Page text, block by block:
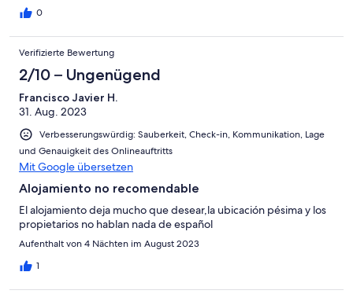
hilsen Eva og Lars
0
Verifizierte Bewertung
2/10 – Ungenügend
Francisco Javier H.
31. Aug. 2023
Verbesserungswürdig: Sauberkeit, Check-in, Kommunikation, Lage
und Genauigkeit des Onlineauftritts
Mit Google übersetzen
Alojamiento no recomendable
El alojamiento deja mucho que desear,la ubicación pésima y los
propietarios no hablan nada de español
Aufenthalt von 4 Nächten im August 2023
1